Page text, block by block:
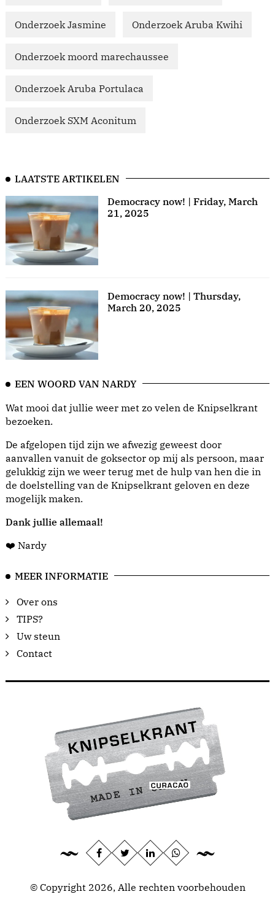
Onderzoek Jasmine Onderzoek Aruba Kwihi
Onderzoek moord marechaussee
Onderzoek Aruba Portulaca
Onderzoek SXM Aconitum
LAATSTE ARTIKELEN
Democracy now! | Friday, March
21, 2025
Democracy now! | Thursday,
March 20, 2025
EEN WOORD VAN NARDY
Wat mooi dat jullie weer met zo velen de Knipselkrant
bezoeken.
De afgelopen tijd zijn we afwezig geweest door
aanvallen vanuit de goksector op mij als persoon, maar
gelukkig zijn we weer terug met de hulp van hen die in
de doelstelling van de Knipselkrant geloven en deze
mogelijk maken.
Dank jullie allemaal!
❤️ Nardy
MEER INFORMATIE
Over ons
TIPS?
Uw steun
Contact
© Copyright 2026, Alle rechten voorbehouden